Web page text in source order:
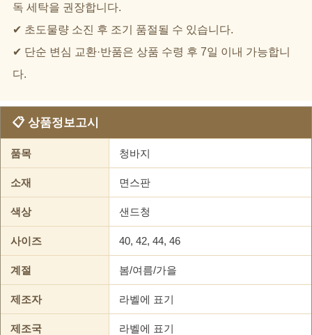
독 세탁을 권장합니다.
✔ 초도물량 소진 후 조기 품절될 수 있습니다.
✔ 단순 변심 교환·반품은 상품 수령 후 7일 이내 가능합니
다.
📋 상품정보고시
품목 청바지
소재 면스판
색상 샌드청
사이즈 40, 42, 44, 46
계절 봄/여름/가을
제조자 라벨에 표기
제조국 라벨에 표기